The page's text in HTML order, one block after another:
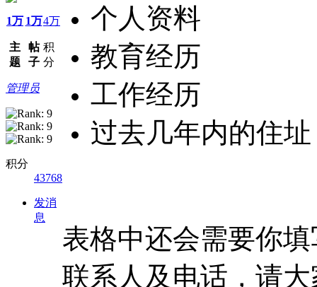
1万
主
题
1万
帖
子
4万
积
分
管理员
积分
43768
发消
息
个人资料
教育经历
工作经历
过去几年内的住址
表格中还会需要你
联系人及电话，请大